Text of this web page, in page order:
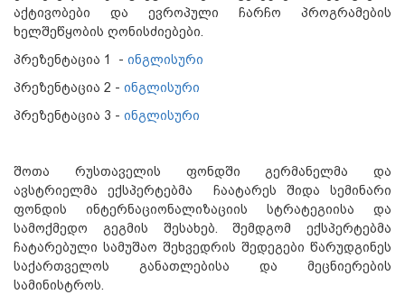
აქტივობები და ევროპული ჩარჩო პროგრამების
ხელშეწყობის ღონისძიებები.
პრეზენტაცია 1 - ინგლისური
პრეზენტაცია 2 - ინგლისური
პრეზენტაცია 3 - ინგლისური
შოთა რუსთაველის ფონდში გერმანელმა და
ავსტრიელმა ექსპერტებმა ჩაატარეს შიდა სემინარი
ფონდის ინტერნაციონალიზაციის სტრატეგიისა და
სამოქმედო გეგმის შესახებ. შემდგომ ექსპერტებმა
ჩატარებული სამუშაო შეხვედრის შედეგები წარუდგინეს
საქართველოს განათლებისა და მეცნიერების
სამინისტროს.